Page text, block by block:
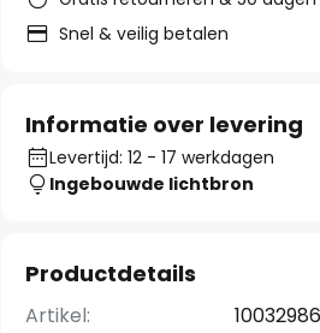
Snel & veilig betalen
Informatie over levering
Levertijd: 12 - 17 werkdagen
Ingebouwde lichtbron
Productdetails
Artikel:
10032986